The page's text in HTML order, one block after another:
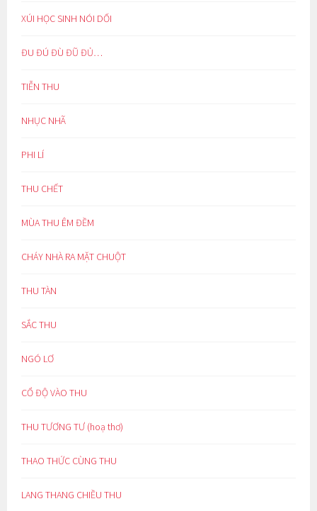
XÚI HỌC SINH NÓI DỐI
ĐU ĐÚ ĐÙ ĐŨ ĐỦ…
TIỄN THU
NHỤC NHÃ
PHI LÍ
THU CHẾT
MÙA THU ÊM ĐỀM
CHÁY NHÀ RA MẶT CHUỘT
THU TÀN
SẮC THU
NGÓ LƠ
CỔ ĐỘ VÀO THU
THU TƯƠNG TƯ (hoạ thơ)
THAO THỨC CÙNG THU
LANG THANG CHIỀU THU